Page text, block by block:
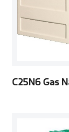
C25N6 Gas